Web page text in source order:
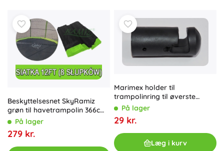
Beskyttelsesnet SkyRamiz
grøn til havetrampolin 366cm
8 tunneler til stolper
På lager
279 kr.
Marimex holder til
trampolinring til øverste
stolpe på sikkerhedsnet
På lager
29 kr.
Læg i kurv